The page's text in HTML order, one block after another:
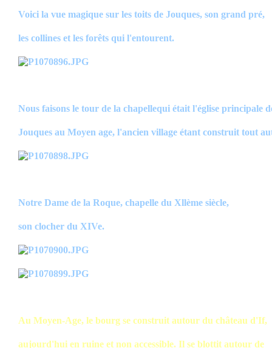
Voici la vue magique sur les toits de Jouques, son grand pré,
les collines et les forêts qui l'entourent.
Nous faisons le tour de la chapellequi était l'église principale
Jouques au Moyen age, l'ancien village étant construit tout
Notre Dame de la Roque, chapelle du Xllème siècle,
son clocher du XIVe.
Au Moyen-Age, le bourg se construit autour du château d'If,
aujourd'hui en ruine et non accessible. Il se blottit autour de